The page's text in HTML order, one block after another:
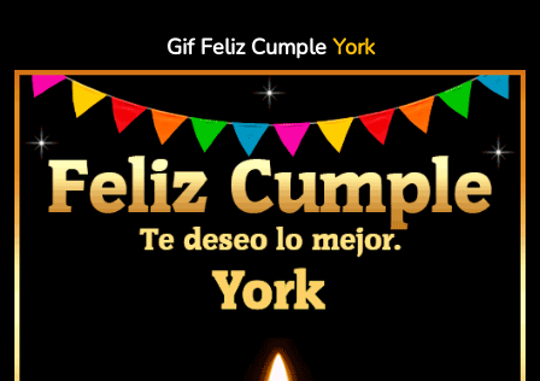
Gif Feliz Cumple York